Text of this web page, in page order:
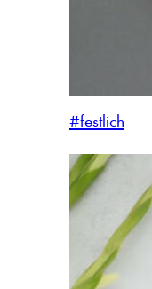
#festlich